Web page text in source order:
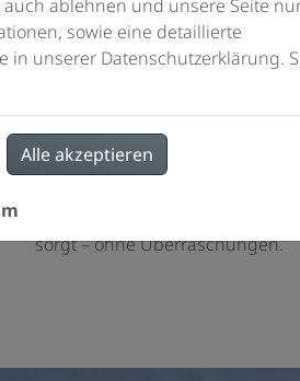
alle beteiligten Gewerke
eine transparente
nur einen Fachbetrieb als Partner,
und termingerechte Ausführung
sorgt – ohne Überraschungen.
ablehnen und unsere Seite
sowie eine detaillierte
in unserer Datenschutzerklärung.
Alle akzeptieren